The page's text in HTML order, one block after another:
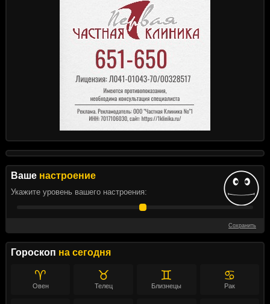
Ваше настроение
Укажите уровень вашего настроения:
Сохранить
Гороскоп на сегодня
♈
Овен
♉
Телец
♊
Близнецы
♋
Рак